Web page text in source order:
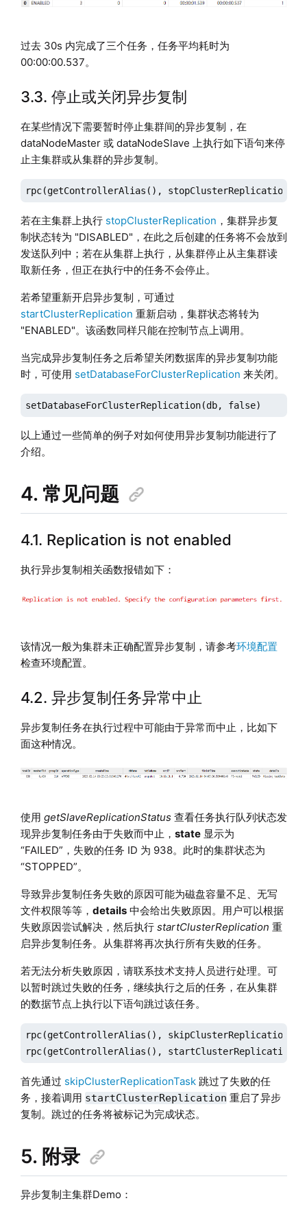
过去 30s 内完成了三个任务，任务平均耗时为
00:00:00.537。
3.3. 停止或关闭异步复制
在某些情况下需要暂时停止集群间的异步复制，在
dataNodeMaster 或 dataNodeSlave 上执行如下语句来停
止主集群或从集群的异步复制。
rpc(getControllerAlias(), stopClusterReplication)
若在主集群上执行 stopClusterReplication ，集群异步复
制状态转为 "DISABLED"，在此之后创建的任务将不会放到
发送队列中；若在从集群上执行，从集群停止从主集群读
取新任务，但正在执行中的任务不会停止。
若希望重新开启异步复制，可通过
startClusterReplication 重新启动，集群状态将转为
"ENABLED"。该函数同样只能在控制节点上调用。
当完成异步复制任务之后希望关闭数据库的异步复制功能
时，可使用 setDatabaseForClusterReplication 来关闭。
setDatabaseForClusterReplication(db, false)
以上通过一些简单的例子对如何使用异步复制功能进行了
介绍。
4. 常见问题
4.1. Replication is not enabled
执行异步复制相关函数报错如下：
该情况一般为集群未正确配置异步复制，请参考环境配置
检查环境配置。
4.2. 异步复制任务异常中止
异步复制任务在执行过程中可能由于异常而中止，比如下
面这种情况。
使用 getSlaveReplicationStatus查看任务执行队列状态发
现异步复制任务由于失败而中止， state显示为
“FAILED”，失败的任务 ID 为 938。此时的集群状态为
“STOPPED”。
导致异步复制任务失败的原因可能为磁盘容量不足、无写
文件权限等等， details中会给出失败原因。用户可以根据
失败原因尝试解决，然后执行 startClusterReplication 重
启异步复制任务。从集群将再次执行所有失败的任务。
若无法分析失败原因，请联系技术支持人员进行处理。可
以暂时跳过失败的任务，继续执行之后的任务，在从集群
的数据节点上执行以下语句跳过该任务。
rpc(getControllerAlias(),
rpc(getControllerAlias(), startClusterReplication)
首先通过 skipClusterReplicationTask跳过了失败的任
务，接着调用 startClusterReplication 重启了异步
复制。跳过的任务将被标记为完成状态。
5. 附录
异步复制主集群Demo：